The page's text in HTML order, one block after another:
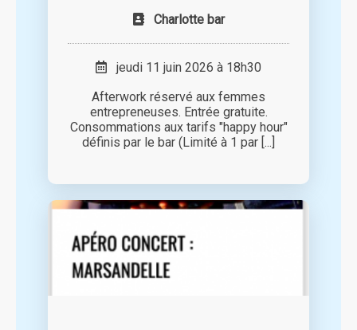
Charlotte bar
jeudi 11 juin 2026 à 18h30
Afterwork réservé aux femmes
entrepreneuses. Entrée gratuite.
Consommations aux tarifs "happy hour"
définis par le bar (Limité à 1 par [...]